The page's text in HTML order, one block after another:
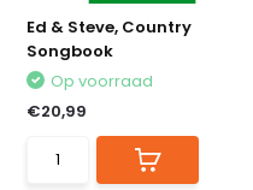
Ed & Steve, Country
Songbook
Op voorraad
€20,99